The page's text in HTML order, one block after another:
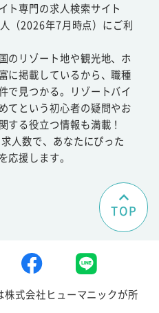
ト専門の求人検索サイト
（2026年7月時点）にご利
のリゾート地や観光地、ホ
に掲載しているから、職種
で見つかる。リゾートバイ
てという初心者の疑問やお
する役立つ情報も満載！
人数で、あなたにぴった
応援します。
TOP
株式会社ヒューマニックが所